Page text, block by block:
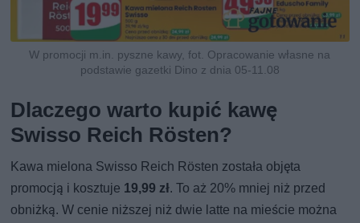
W promocji m.in. pyszne kawy, fot. Opracowanie własne na
podstawie gazetki Dino z dnia 05-11.08
Dlaczego warto kupić kawę
Swisso Reich Rösten?
Kawa mielona Swisso Reich Rösten została objęta
promocją i kosztuje 19,99 zł. To aż 20% mniej niż przed
obniżką. W cenie niższej niż dwie latte na mieście można